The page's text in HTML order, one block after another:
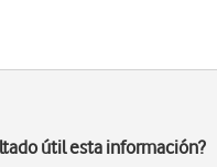
útil esta información?